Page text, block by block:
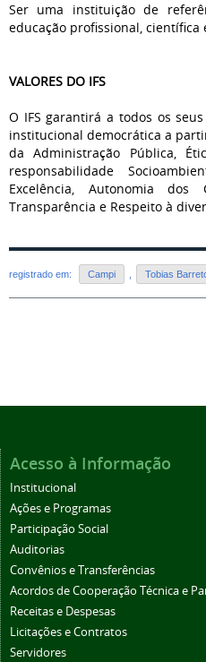
Ser uma instituição de
educação profissional, científica
VALORES DO IFS
O IFS garantirá a todos os
institucional democrática a
da Administração Pública,
responsabilidade
Excelência, Autonomia dos
Transparência e Respeito à
registrado em: Campi Tobias
Acesso à Informação
Institucional
Ações e Programas
Participação Social
Auditorias
Convênios e Transferências
Acordos de Cooperação Técnica e
Receitas e Despesas
Licitações e Contratos
Servidores